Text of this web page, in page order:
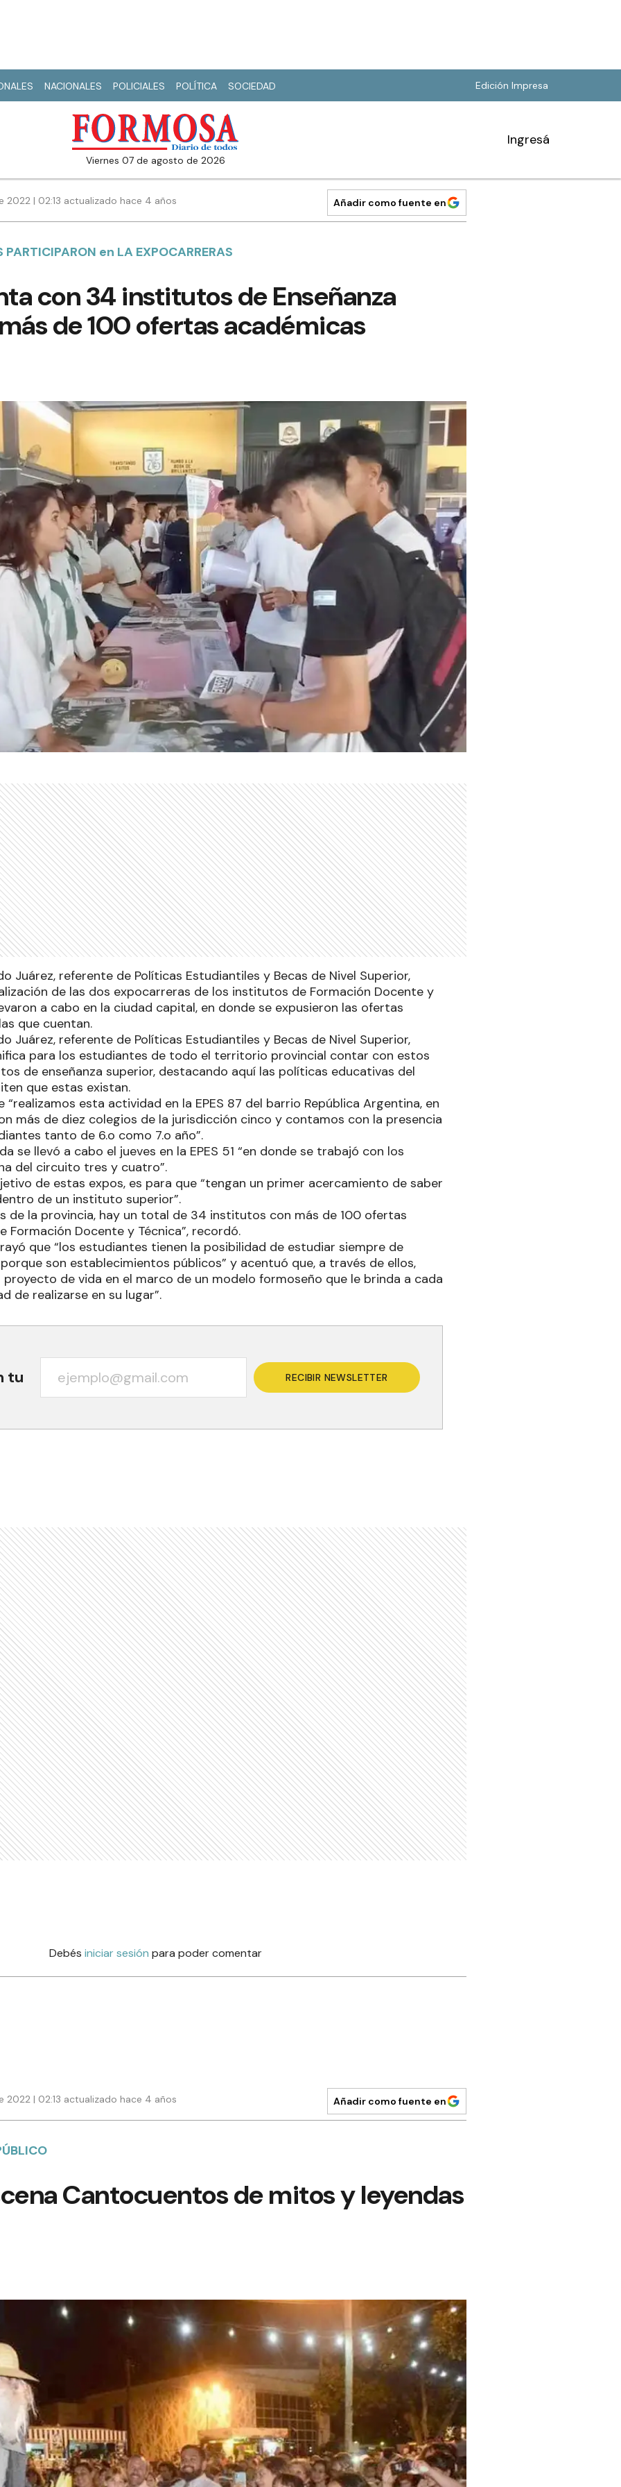
NACIONALES POLICIALES POLÍTICA SOCIEDAD Edición Impresa
viernes 07 de agosto de 2026
Ingresá
2022 | 02:13 actualizado hace 4 años Añadir como fuente en
en LA EXPOCARRERAS
con 34 institutos de Enseñanza
de 100 ofertas académicas
Juárez, referente de Políticas Estudiantiles y Becas de Nivel Superior,
de las dos expocarreras de los institutos de Formación Docente y
a cabo en la ciudad capital, en donde se expusieron las ofertas
que cuentan.
Juárez, referente de Políticas Estudiantiles y Becas de Nivel Superior,
para los estudiantes de todo el territorio provincial contar con estos
de enseñanza superior, destacando aquí las políticas educativas del
que estas existan.
“realizamos esta actividad en la EPES 87 del barrio República Argentina, en
más de diez colegios de la jurisdicción cinco y contamos con la presencia
tanto de 6.o como 7.o año”.
se llevó a cabo el jueves en la EPES 51 “en donde se trabajó con los
del circuito tres y cuatro”.
de estas expos, es para que “tengan un primer acercamiento de saber
de un instituto superior”.
de la provincia, hay un total de 34 institutos con más de 100 ofertas
Formación Docente y Técnica”, recordó.
que “los estudiantes tienen la posibilidad de estudiar siempre de
son establecimientos públicos” y acentuó que, a través de ellos,
proyecto de vida en el marco de un modelo formoseño que le brinda a cada
de realizarse en su lugar”.
tu RECIBIR NEWSLETTER
Debés iniciar sesión para poder comentar
2022 | 02:13 actualizado hace 4 años Añadir como fuente en
Cantocuentos de mitos y leyendas